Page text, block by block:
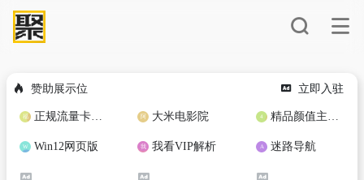
赞助展示位 立即入驻
正规流量卡免费加盟合作 大米电影院 精品颜值主播定制
Win12网页版 我看VIP解析 迷路导航